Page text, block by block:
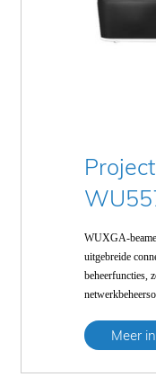
WUXGA-
uitgebreide
beheerfuncties,
Meer